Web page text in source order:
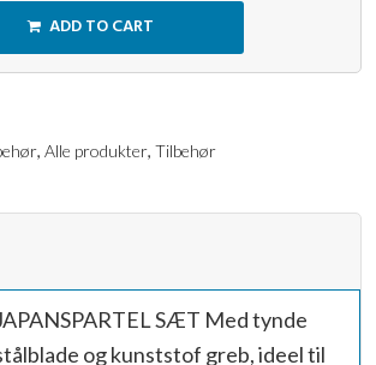
ADD TO CART
, Alle produkter, Tilbehør
SÆT Med tynde
og kunststof greb, ideel til